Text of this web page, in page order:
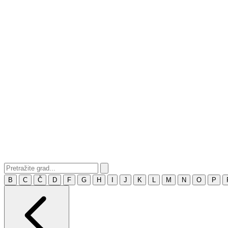
B C Č D F G H J K M N O P